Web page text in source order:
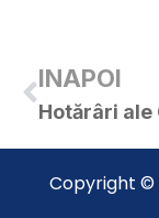
INAPOI
Copyright ©